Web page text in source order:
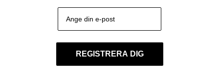
REGISTRERA DIG